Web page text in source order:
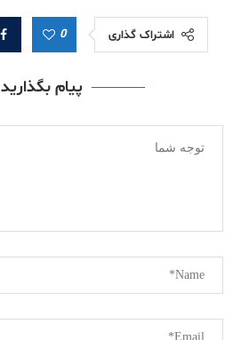
اشتراک گذاری 0
پیام بگذارید